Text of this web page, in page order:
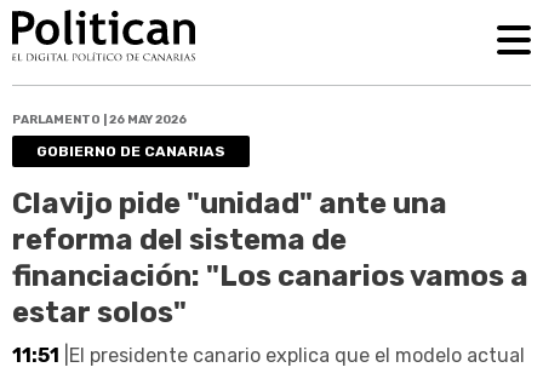
PARLAMENTO | 26 MAY 2026
GOBIERNO DE CANARIAS
Clavijo pide "unidad" ante una
reforma del sistema de
financiación: "Los canarios vamos a
estar solos"
11:51 |El presidente canario explica que el modelo actual